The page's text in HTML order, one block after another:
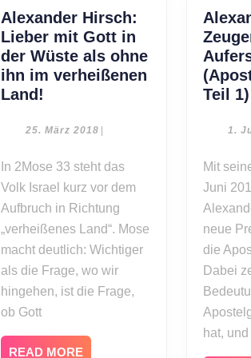
Alexander Hirsch:
Lieber mit Gott in
der Wüste als ohne
ihn im verheißenen
Land!
Lieber
Gott
in
der
Wüste
als
ohne
ihn
25. März 2018 25.
|
Volk Israel kurz vor dem
Aufbruch in Richtung
„verheißenes Land“. Mose
macht deutlich: Wichtiger
als die Frage, wo wir
hingehen, ist die Frage,
ob Gott
READ MORE
Teil 1)
1.
Mit seiner Predigt vom 1.
Juni
neue
die
Dabei
hat,